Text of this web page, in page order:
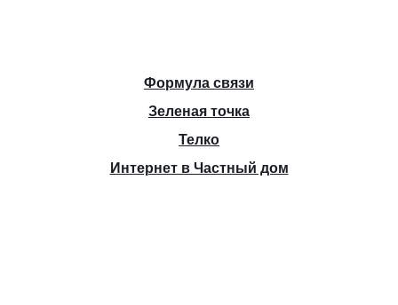
Формула связи
Зеленая точка
Телко
Интернет в Частный дом